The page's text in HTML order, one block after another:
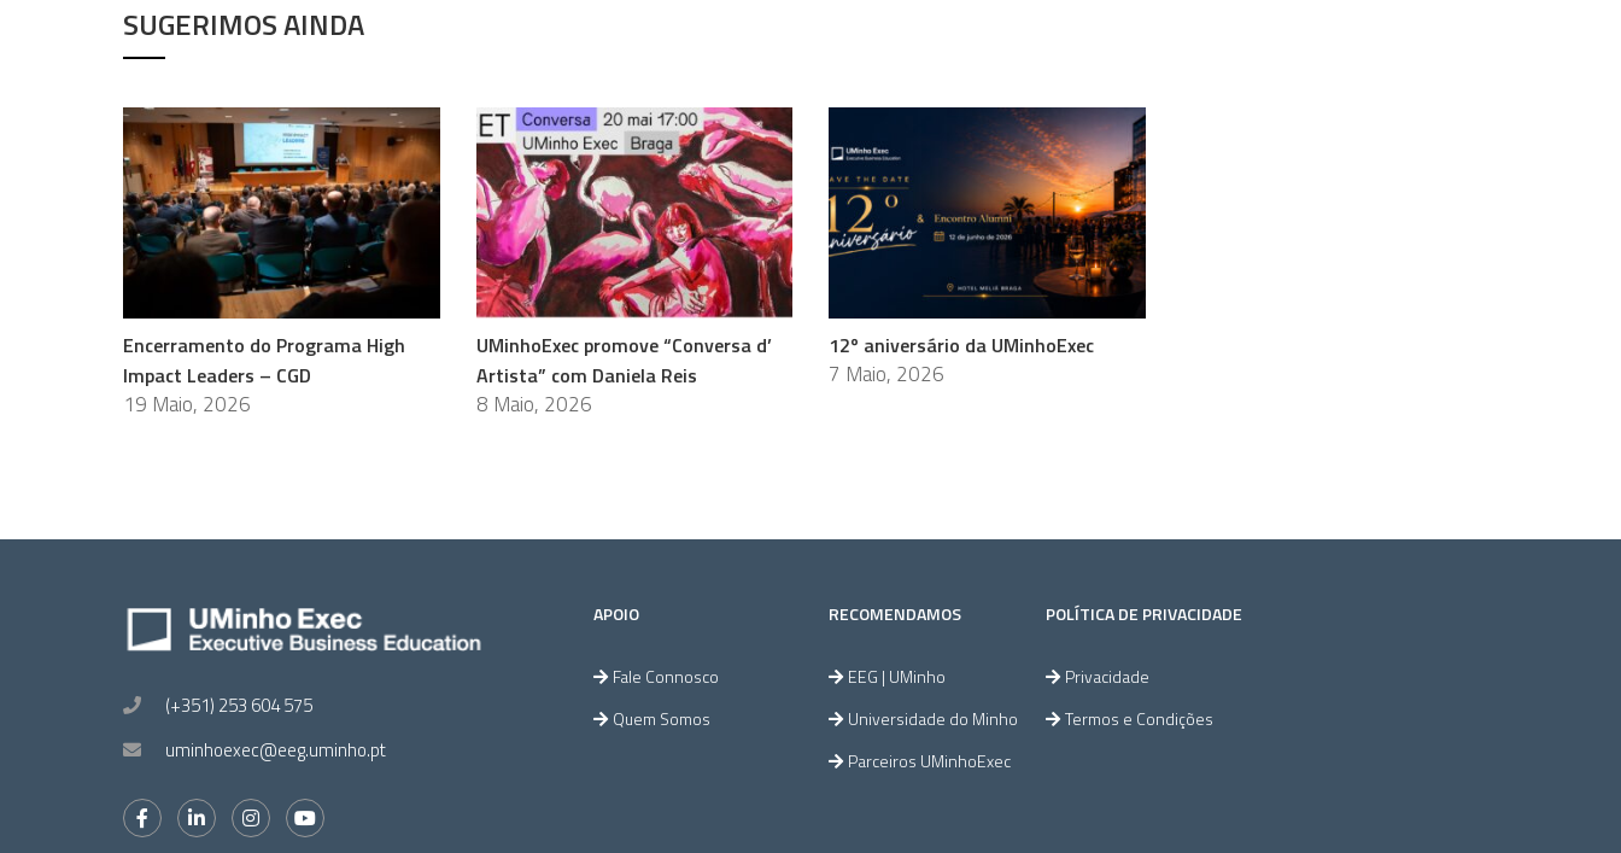
SUGERIMOS AINDA
Encerramento do Programa High
Impact Leaders – CGD
19 Maio, 2026
UMinhoExec promove “Conversa d’
Artista” com Daniela Reis
8 Maio, 2026
12º aniversário da UMinhoExec
7 Maio, 2026
(+351) 253 604 575
uminhoexec@eeg.uminho.pt
APOIO
Fale Connosco
Quem Somos
RECOMENDAMOS
EEG | UMinho
Universidade do Minho
Parceiros UMinhoExec
POLÍTICA DE PRIVACIDADE
Privacidade
Termos e Condições